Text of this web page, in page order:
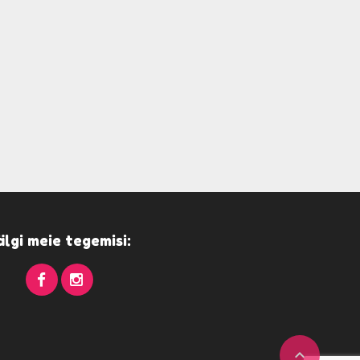

meie tegemisi: